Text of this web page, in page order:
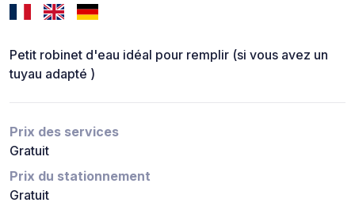
Petit robinet d'eau idéal pour remplir (si vous avez un
tuyau adapté )
Prix des services
Gratuit
Prix du stationnement
Gratuit